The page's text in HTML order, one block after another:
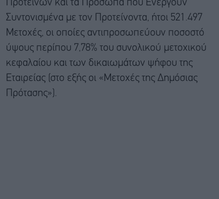
Προτείνων και τα Πρόσωπα που Ενεργούν
Συντονισμένα με τον Προτείνοντα, ήτοι 521.497
Μετοχές, οι οποίες αντιπροσωπεύουν ποσοστό
ύψους περίπου 7,78% του συνολικού μετοχικού
κεφαλαίου και των δικαιωμάτων ψήφου της
Εταιρείας (στο εξής οι «Μετοχές της Δημόσιας
Πρότασης»).